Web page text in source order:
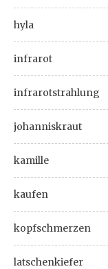
hyla
infrarot
infrarotstrahlung
johanniskraut
kamille
kaufen
kopfschmerzen
latschenkiefer